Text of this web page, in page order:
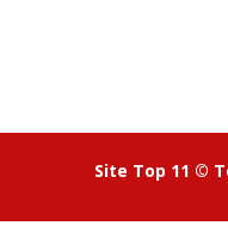
Site Top 11 ©